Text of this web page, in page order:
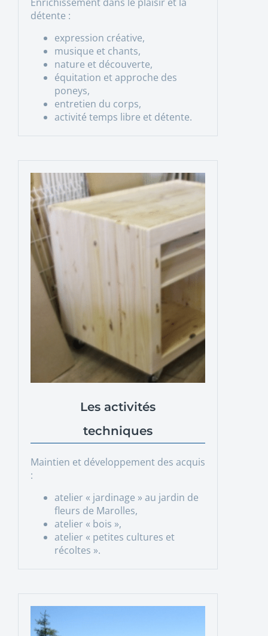
détente :
expression créative,
musique et chants,
nature et découverte,
équitation et approche des
poneys,
entretien du corps,
activité temps libre et détente.
Les activités
techniques
Maintien et développement des acquis
:
atelier « jardinage » au jardin de
fleurs de Marolles,
atelier « bois »,
atelier « petites cultures et
récoltes ».